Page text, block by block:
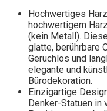
Hochwertiges
hochwertigem
(kein Metall).
glatte, berührbare
Geruchlos und
elegante und
Bürodekoration.
Einzigartige
Denker-Statuen in